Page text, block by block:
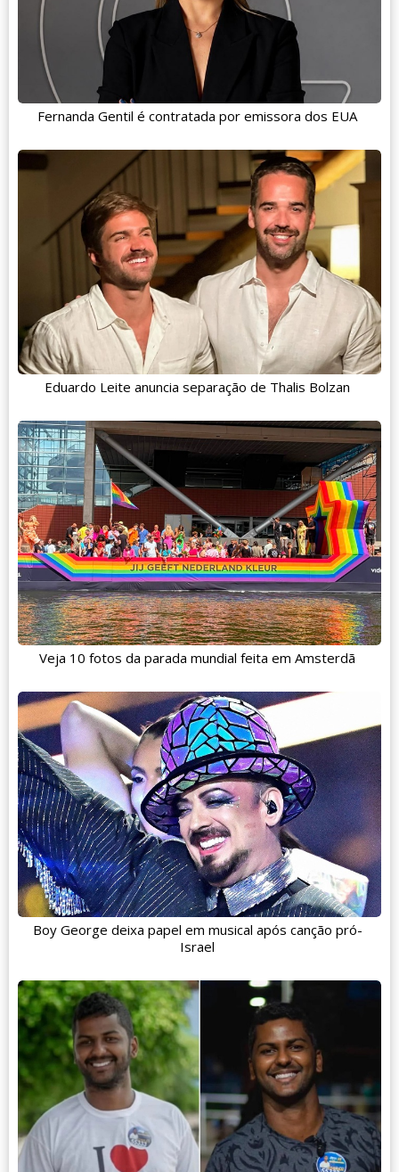
Fernanda Gentil é contratada por emissora dos EUA
Eduardo Leite anuncia separação de Thalis Bolzan
Veja 10 fotos da parada mundial feita em Amsterdã
Boy George deixa papel em musical após canção pró-
Israel